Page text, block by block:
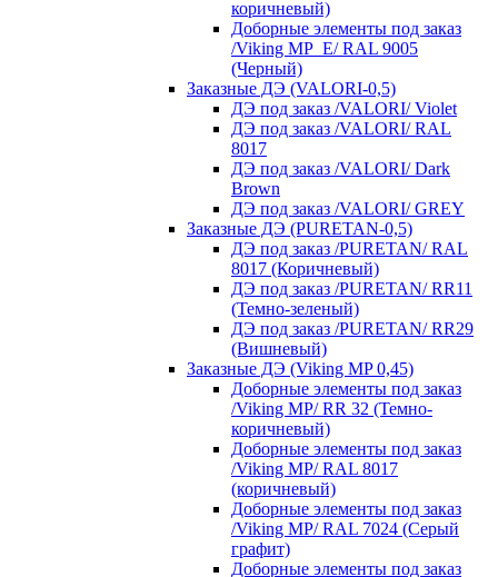
коричневый)
Доборные элементы под заказ
/Viking MP_E/ RAL 9005
(Черный)
Заказные ДЭ (VALORI-0,5)
ДЭ под заказ /VALORI/ Violet
ДЭ под заказ /VALORI/ RAL
8017
ДЭ под заказ /VALORI/ Dark
Brown
ДЭ под заказ /VALORI/ GREY
Заказные ДЭ (PURETAN-0,5)
ДЭ под заказ /PURETAN/ RAL
8017 (Коричневый)
ДЭ под заказ /PURETAN/ RR11
(Темно-зеленый)
ДЭ под заказ /PURETAN/ RR29
(Вишневый)
Заказные ДЭ (Viking MP 0,45)
Доборные элементы под заказ
/Viking MP/ RR 32 (Темно-
коричневый)
Доборные элементы под заказ
/Viking MP/ RAL 8017
(коричневый)
Доборные элементы под заказ
/Viking MP/ RAL 7024 (Серый
графит)
Доборные элементы под заказ